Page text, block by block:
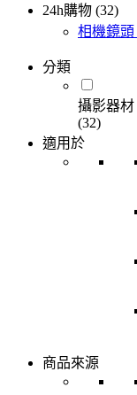
24h購物 (32)
相機鏡頭
分類
攝影器材
(32)
適用於
商品來源